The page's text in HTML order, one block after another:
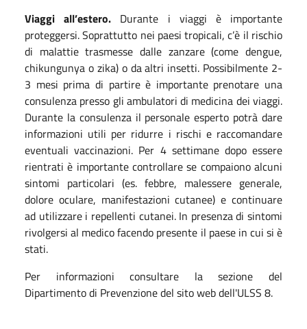
Viaggi all’estero. Durante i viaggi è importante
proteggersi. Soprattutto nei paesi tropicali, c’è il rischio
di malattie trasmesse dalle zanzare (come dengue,
chikungunya o zika) o da altri insetti. Possibilmente 2-
3 mesi prima di partire è importante prenotare una
consulenza presso gli ambulatori di medicina dei viaggi.
Durante la consulenza il personale esperto potrà dare
informazioni utili per ridurre i rischi e raccomandare
eventuali vaccinazioni. Per 4 settimane dopo essere
rientrati è importante controllare se compaiono alcuni
sintomi particolari (es. febbre, malessere generale,
dolore oculare, manifestazioni cutanee) e continuare
ad utilizzare i repellenti cutanei. In presenza di sintomi
rivolgersi al medico facendo presente il paese in cui si è
stati.
Per informazioni consultare la sezione del
Dipartimento di Prevenzione del sito web dell'ULSS 8.